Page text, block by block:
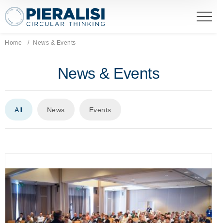
Pieralisi Maip Spa
Home Current page:
News & Events
News & Events
All News Events